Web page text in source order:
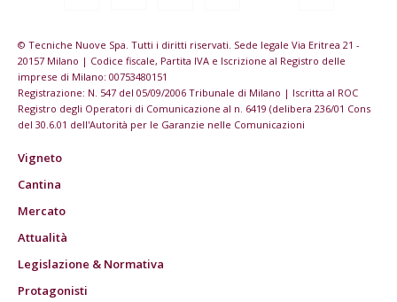
© Tecniche Nuove Spa. Tutti i diritti riservati. Sede legale Via Eritrea 21 -
20157 Milano | Codice fiscale, Partita IVA e Iscrizione al Registro delle
imprese di Milano: 00753480151
Registrazione: N. 547 del 05/09/2006 Tribunale di Milano | Iscritta al ROC
Registro degli Operatori di Comunicazione al n. 6419 (delibera 236/01 Cons
del 30.6.01 dell'Autorità per le Garanzie nelle Comunicazioni
Vigneto
Cantina
Mercato
Attualità
Legislazione & Normativa
Protagonisti